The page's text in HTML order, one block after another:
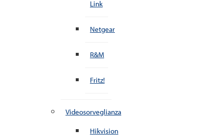
Link
Netgear
R&M
Fritz!
Videosorveglianza
Hikvision